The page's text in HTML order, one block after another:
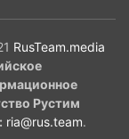
RusTeam.media
Рустим
ria@rus.team.